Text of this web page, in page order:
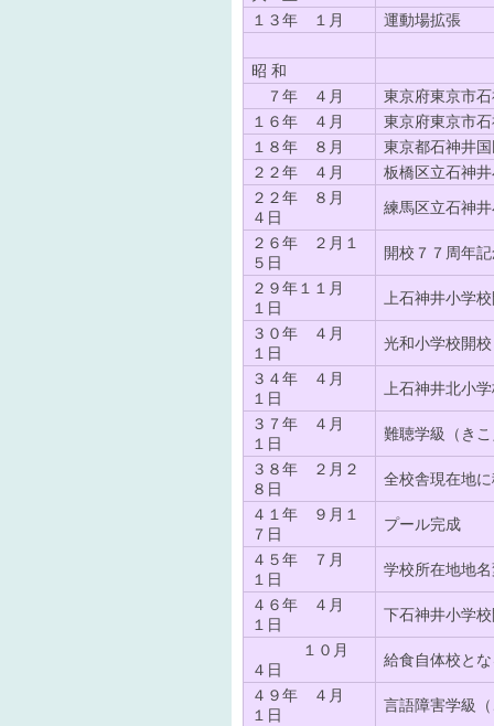
１３年 １月
運動場拡張
昭 和
７年 ４月
東京府東京市
１６年 ４月
東京府東京市
１８年 ８月
東京都石神井
２２年 ４月
板橋区立石神
２２年 ８月
４日
練馬区立石神
２６年 ２月１
５日
開校７７周
２９年１１月
１日
上石神井小学
３０年 ４月
１日
光和小学校開
３４年 ４月
１日
上石神井北小
３７年 ４月
１日
難聴学級（き
３８年 ２月２
８日
全校舎現在地
４１年 ９月１
７日
プール完成
４５年 ７月
１日
学校所在地地
４６年 ４月
１日
下石神井小学
１０月
４日
給食自体校と
４９年 ４月
１日
言語障害学級